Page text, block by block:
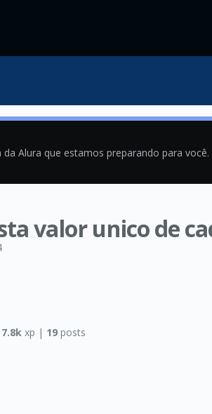
Alura que estamos preparando para
valor unico de
7.8k xp | 19 posts